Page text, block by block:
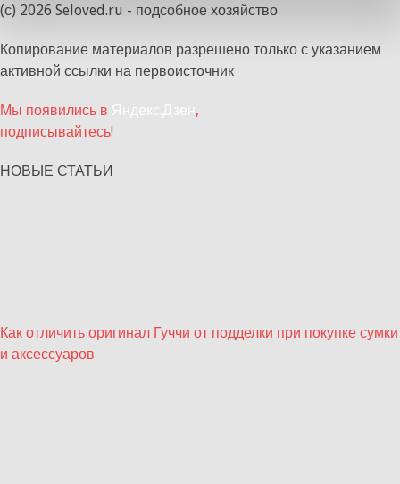
(с) 2026 Seloved.ru - подсобное хозяйство
Копирование материалов разрешено только с указанием
активной ссылки на первоисточник
Мы появились в Яндекс.Дзен,
подписывайтесь!
НОВЫЕ СТАТЬИ
Как отличить оригинал Гуччи от подделки при покупке сумки
и аксессуаров